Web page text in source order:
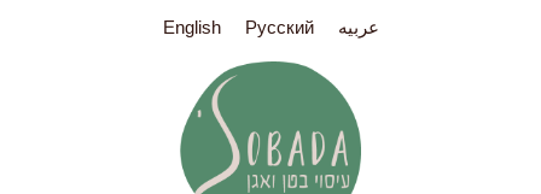
عربيه Pусский
English